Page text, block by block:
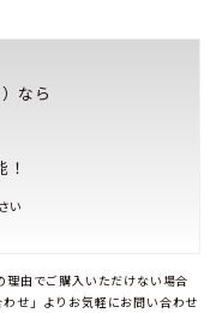
なら
！
い
由でご購入いただけない場合
せ」よりお気軽にお問い合わせ